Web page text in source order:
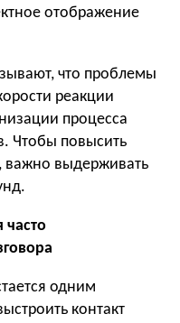
отображение
что проблемы
реакции
процесса
Чтобы повысить
выдерживать
одним
контакт